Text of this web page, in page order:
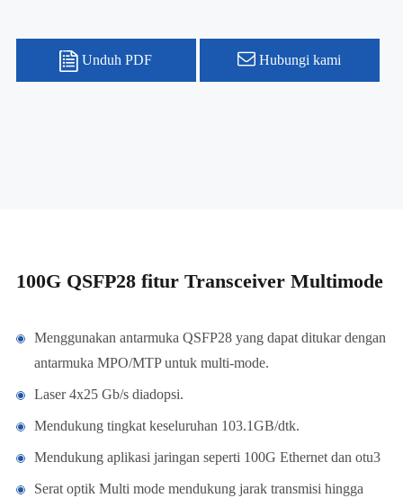
Unduh PDF Hubungi kami
100G QSFP28 fitur Transceiver Multimode
Menggunakan antarmuka QSFP28 yang dapat ditukar dengan
antarmuka MPO/MTP untuk multi-mode.
Laser 4x25 Gb/s diadopsi.
Mendukung tingkat keseluruhan 103.1GB/dtk.
Mendukung aplikasi jaringan seperti 100G Ethernet dan otu3
Serat optik Multi mode mendukung jarak transmisi hingga